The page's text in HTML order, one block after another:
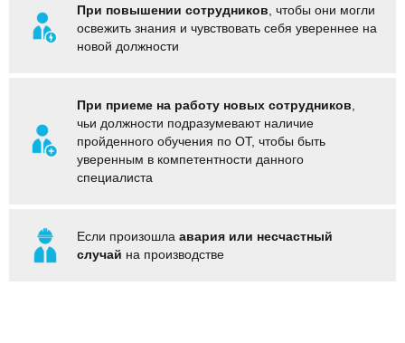
При повышении сотрудников , чтобы они могли
освежить знания и чувствовать себя увереннее на
новой должности
При приеме на работу новых сотрудников
чьи должности подразумевают наличие
пройденного обучения по ОТ, чтобы быть
уверенным в компетентности данного
специалиста
Если произошла авария или несчастный
случай на производстве